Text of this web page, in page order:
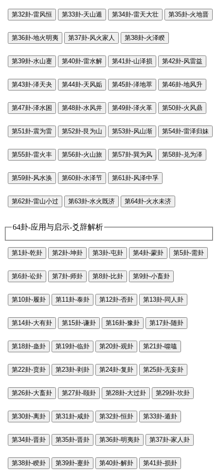
第32卦-雷风恒 第33卦-天山遁 第34卦-雷天大壮 第35卦-火地晋
第36卦-地火明夷 第37卦-风火家人 第38卦-火泽睽
第39卦-水山蹇 第40卦-雷水解 第41卦-山泽损 第42卦-风雷益
第43卦-泽天夬 第44卦-天风姤 第45卦-泽地萃 第46卦-地风升
第47卦-泽水困 第48卦-水风井 第49卦-泽火革 第50卦-火风鼎
第51卦-震为雷 第52卦-艮为山 第53卦-风山渐 第54卦-雷泽归妹
第55卦-雷火丰 第56卦-火山旅 第57卦-巽为风 第58卦-兑为泽
第59卦-风水涣 第60卦-水泽节 第61卦-风泽中孚
第62卦-雷山小过 第63卦-水火既济 第64卦-火水未济
64卦-应用与启示-爻辞解析
第1卦-乾卦 第2卦-坤卦 第3卦-屯卦 第4卦-蒙卦 第5卦-需卦
第6卦-讼卦 第7卦-师卦 第8卦-比卦 第9卦-小畜卦
第10卦-履卦 第11卦-泰卦 第12卦-否卦 第13卦-同人卦
第14卦-大有卦 第15卦-谦卦 第16卦-豫卦 第17卦-随卦
第18卦-蛊卦 第19卦-临卦 第20卦-观卦 第21卦-噬嗑
第22卦-贲卦 第23卦-剥卦 第24卦-复卦 第25卦-无妄卦
第26卦-大畜卦 第27卦-颐卦 第28卦-大过卦 第29卦-坎卦
第30卦-离卦 第31卦-咸卦 第32卦-恒卦 第33卦-遁卦
第34卦-晋卦 第35卦-晋卦 第36卦-明夷卦 第37卦-家人卦
第38卦-睽卦 第39卦-蹇卦 第40卦-解卦 第41卦-损卦